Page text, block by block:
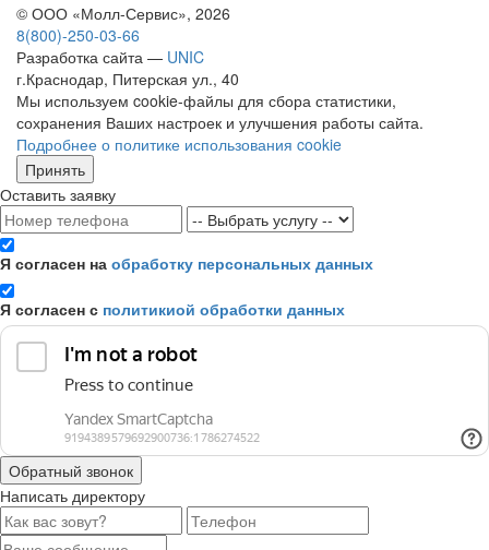
© ООО «Молл-Сервис», 2026
8(800)-250-03-66
Разработка сайта — UNIC
г.Краснодар, Питерская ул., 40
Мы используем cookie-файлы для сбора статистики,
сохранения Ваших настроек и улучшения работы сайта.
Подробнее о политике использования cookie
Принять
Оставить заявку
Я согласен на обработку персональных данных
Я согласен с политикиой обработки данных
Обратный звонок
Написать директору